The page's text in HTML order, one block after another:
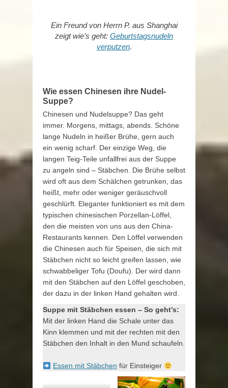
Ein Freund von Herrn P. aus Shanghai
zeigt wie’s geht: Geburtstagsnudeln
verputzen.
Wie essen Chinesen ihre Nudel-
Suppe?
Chinesen und Nudelsuppe? Das geht
immer. Morgens, mittags, abends. Schöne
lange Nudeln in heißer Brühe, gern auch
ein wenig scharf. Der einzige Weg, die
langen Teig-Teile unfallfrei aus der Suppe
zu angeln sind – Stäbchen. Die Brühe selbst
wird oft aus dem Schälchen getrunken, das
heißt, mehr oder weniger geräuschvoll
geschlürft. Eleganter funktioniert es mit dem
typischen chinesischen Porzellan-Löffel,
den die meisten von uns aus den China-
Restaurants kennen. Den Löffel verwenden
die Chinesen auch für Speisen, die sich mit
Stäbchen nicht so leicht greifen lassen, wie
schwabbeliger Tofu (Doufu). Der wird dann
mit den Stäbchen auf den Löffel geschoben,
der dazu in der linken Hand gehalten wird.
Suppe mit Stäbchen essen – So geht’s:
Mit der linken Hand die Schale unter das
Kinn klemmen und mit der rechten mit den
Stäbchen den Inhalt in den Mund schaufeln.
Essen mit Stäbchen für Einsteiger